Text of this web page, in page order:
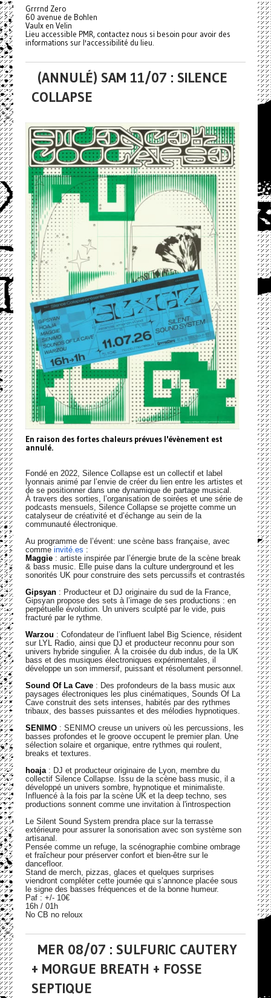
Grrrnd Zero
60 avenue de Bohlen
Vaulx en Velin
Lieu accessible PMR, contactez nous si besoin pour avoir des
informations sur l'accessibilité du lieu.
(ANNULÉ) SAM 11/07 : SILENCE
COLLAPSE
En raison des fortes chaleurs prévues l'évènement est
annulé.
Fondé en 2022, Silence Collapse est un collectif et label
lyonnais animé par l’envie de créer du lien entre les artistes et
de se positionner dans une dynamique de partage musical.
À travers des sorties, l’organisation de soirées et une série de
podcasts mensuels, Silence Collapse se projette comme un
catalyseur de créativité et d’échange au sein de la
communauté électronique.
Au programme de l’évent: une scène bass française, avec
comme invité.es :
Maggie : artiste inspirée par l’énergie brute de la scène break
& bass music. Elle puise dans la culture underground et les
sonorités UK pour construire des sets percussifs et contrastés
Gipsyan: Producteur et DJ originaire du sud de la France,
Gipsyan propose des sets à l’image de ses productions : en
perpétuelle évolution. Un univers sculpté par le vide, puis
fracturé par le rythme.
Warzou : Cofondateur de l’influent label Big Science, résident
sur LYL Radio, ainsi que DJ et producteur reconnu pour son
univers hybride singulier. À la croisée du dub indus, de la UK
bass et des musiques électroniques expérimentales, il
développe un son immersif, puissant et résolument personnel.
Sound Of La Cave : Des profondeurs de la bass music aux
paysages électroniques les plus cinématiques, Sounds Of La
Cave construit des sets intenses, habités par des rythmes
tribaux, des basses puissantes et des mélodies hypnotiques.
SENIMO: SENIMO creuse un univers où les percussions, les
basses profondes et le groove occupent le premier plan. Une
sélection solaire et organique, entre rythmes qui roulent,
breaks et textures.
hoaja: DJ et producteur originaire de Lyon, membre du
collectif Silence Collapse. Issu de la scène bass music, il a
développé un univers sombre, hypnotique et minimaliste.
Influencé à la fois par la scène UK et la deep techno, ses
productions sonnent comme une invitation à l'introspection
Le Silent Sound System prendra place sur la terrasse
extérieure pour assurer la sonorisation avec son système son
artisanal.
Pensée comme un refuge, la scénographie combine ombrage
et fraîcheur pour préserver confort et bien-être sur le
dancefloor.
Stand de merch, pizzas, glaces et quelques surprises
viendront compléter cette journée qui s’annonce placée sous
le signe des basses fréquences et de la bonne humeur.
Paf : +/- 10€
16h / 01h
No CB no reloux
MER 08/07 : SULFURIC CAUTERY
+ MORGUE BREATH + FOSSE
SEPTIQUE